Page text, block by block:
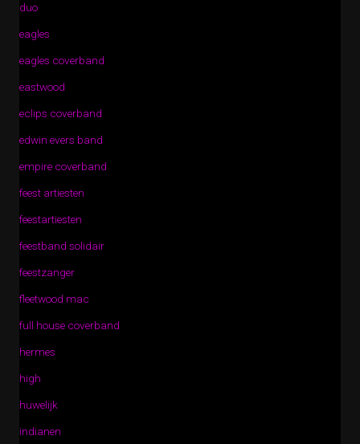
duo
eagles
eagles coverband
eastwood
eclips coverband
edwin evers band
empire coverband
feest artiesten
feestartiesten
feestband solidair
feestzanger
fleetwood mac
full house coverband
hermes
high
huwelijk
indianen